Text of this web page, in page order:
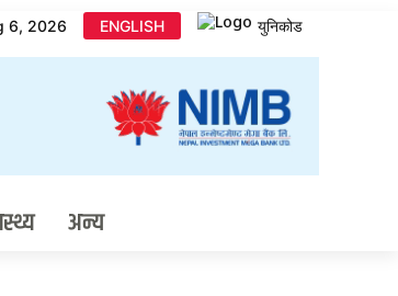
6, 2026 ENGLISH युनिकोड
अन्य